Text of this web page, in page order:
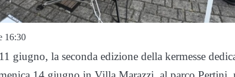
16:30
giugno, la seconda edizione della kermesse